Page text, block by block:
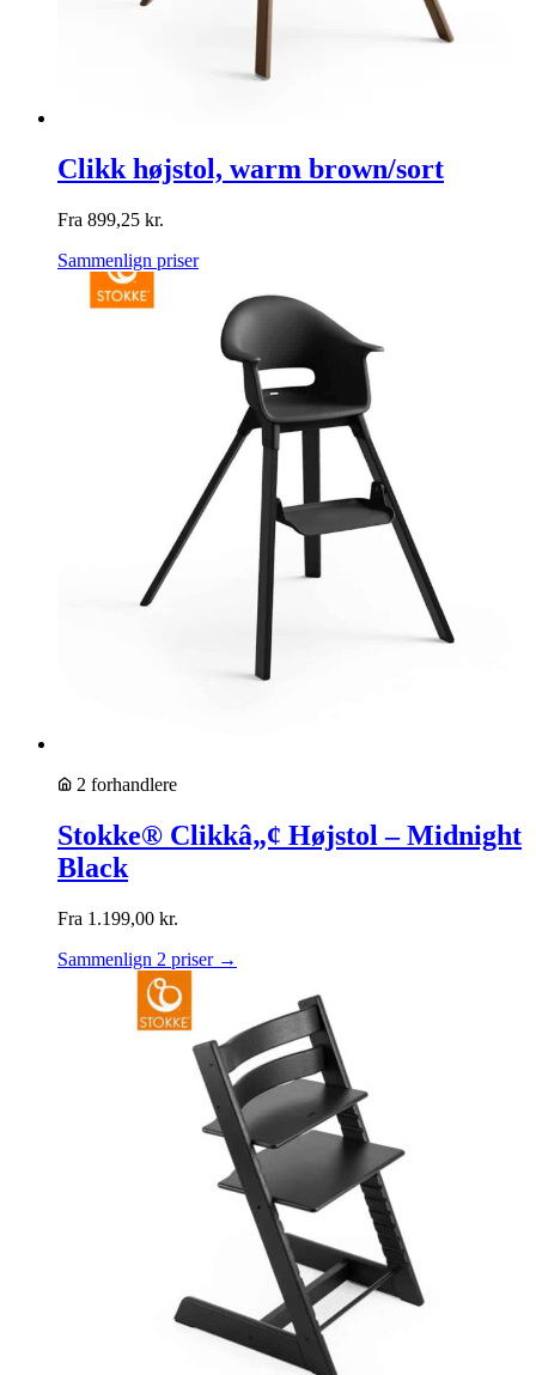
Clikk højstol, warm brown/sort
Fra 899,25 kr.
Sammenlign priser
2 forhandlere
Stokke® Clikkâ„¢ Højstol – Midnight
Black
Fra 1.199,00 kr.
Sammenlign 2 priser →